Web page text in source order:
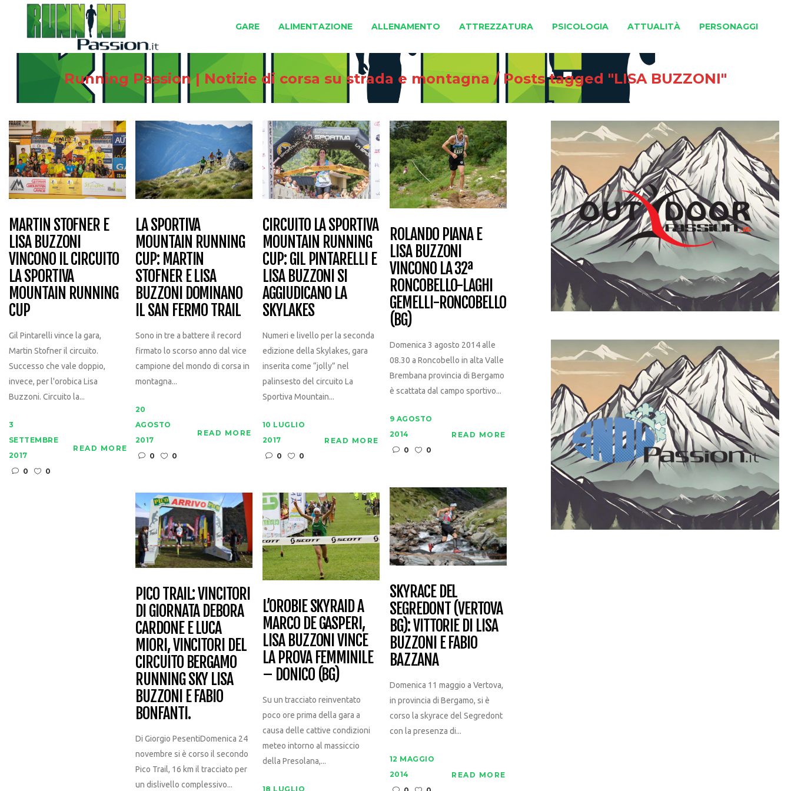
GARE ALIMENTAZIONE ALLENAMENTO ATTREZZATURA PSICOLOGIA ATTUALITÀ PERSONAGGI
Running Passion | Notizie di corsa su strada e montagna / Posts tagged "LISA BUZZONI"
MARTIN STOFNER E
LISA BUZZONI
VINCONO IL CIRCUITO
LA SPORTIVA
MOUNTAIN RUNNING
CUP
Gil Pintarelli vince la gara,
Martin Stofner il circuito.
Successo che vale doppio,
invece, per l'orobica Lisa
Buzzoni. Circuito la...
3
SETTEMBRE
2017
0
0
READ MORE
LA SPORTIVA
MOUNTAIN RUNNING
CUP: MARTIN
STOFNER E LISA
BUZZONI DOMINANO
IL SAN FERMO TRAIL
Sono in tre a battere il record
firmato lo scorso anno dal vice
campione del mondo di corsa in
montagna...
20
AGOSTO
2017
0
0
READ MORE
CIRCUITO LA SPORTIVA
MOUNTAIN RUNNING
CUP: GIL PINTARELLI E
LISA BUZZONI SI
AGGIUDICANO LA
SKYLAKES
Numeri e livello per la seconda
edizione della Skylakes, gara
inserita come “jolly” nel
palinsesto del circuito La
Sportiva Mountain...
10 LUGLIO
2017
0
0
READ MORE
ROLANDO PIANA E
LISA BUZZONI
VINCONO LA 32ª
RONCOBELLO-LAGHI
GEMELLI-RONCOBELLO
(BG)
Domenica 3 agosto 2014 alle
08.30 a Roncobello in alta Valle
Brembana provincia di Bergamo
è scattata dal campo sportivo...
9 AGOSTO
2014
0
0
READ MORE
SKYRACE DEL
SEGREDONT (VERTOVA
BG): VITTORIE DI LISA
BUZZONI E FABIO
BAZZANA
Domenica 11 maggio a Vertova,
in provincia di Bergamo, si è
corso la skyrace del Segredont
con la presenza di...
12 MAGGIO
2014
READ MORE
PICO TRAIL: VINCITORI
DI GIORNATA DEBORA
CARDONE E LUCA
MIORI, VINCITORI DEL
CIRCUITO BERGAMO
RUNNING SKY LISA
BUZZONI E FABIO
BONFANTI.
Di Giorgio PesentiDomenica 24
novembre si è corso il secondo
Pico Trail, 16 km il tracciato per
un dislivello complessivo...
L’OROBIE SKYRAID A
MARCO DE GASPERI,
LISA BUZZONI VINCE
LA PROVA FEMMINILE
– DONICO (BG)
Su un tracciato reinventato
poco ore prima della gara a
causa delle cattive condizioni
meteo intorno al massiccio
della Presolana,...
18 LUGLIO